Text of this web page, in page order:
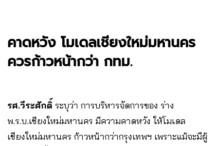
คาดหวัง โมเดลเชียงใหม่มหานคร
ควรก้าวหน้ากว่า กทม.
รศ.วีระศักดิ์ ระบุว่า การบริหารจัดการของ ร่าง
พ.ร.บ.เชียงใหม่มหานคร มีความคาดหวัง ให้โมเดล
เชียงใหม่มหานคร ก้าวหน้ากว่ากรุงเทพฯ เพราะแม้จะมีผู้